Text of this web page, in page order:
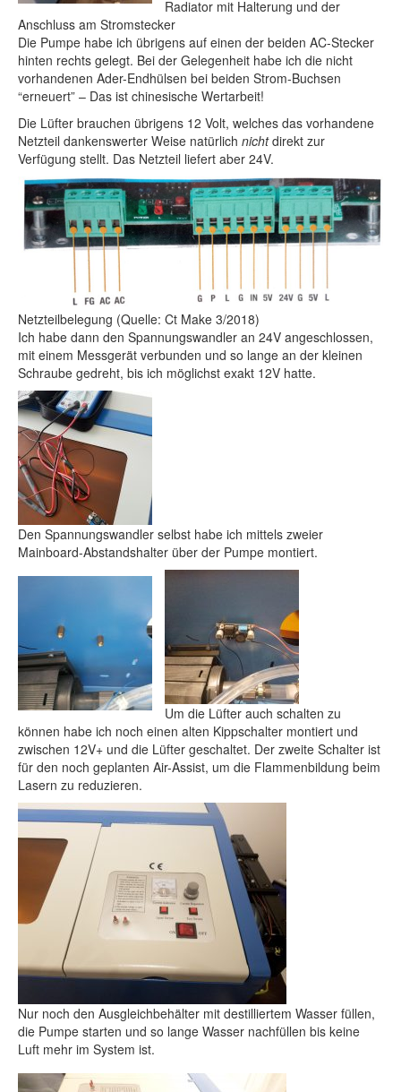
Radiator mit Halterung und der
Anschluss am Stromstecker
Die Pumpe habe ich übrigens auf einen der beiden AC-Stecker
hinten rechts gelegt. Bei der Gelegenheit habe ich die nicht
vorhandenen Ader-Endhülsen bei beiden Strom-Buchsen
“erneuert” – Das ist chinesische Wertarbeit!
Die Lüfter brauchen übrigens 12 Volt, welches das vorhandene
Netzteil dankenswerter Weise natürlich nichtdirekt zur
Verfügung stellt. Das Netzteil liefert aber 24V.
Netzteilbelegung (Quelle: Ct Make 3/2018)
Ich habe dann den Spannungswandler an 24V angeschlossen,
mit einem Messgerät verbunden und so lange an der kleinen
Schraube gedreht, bis ich möglichst exakt 12V hatte.
Den Spannungswandler selbst habe ich mittels zweier
Mainboard-Abstandshalter über der Pumpe montiert.
Um die Lüfter auch schalten zu
können habe ich noch einen alten Kippschalter montiert und
zwischen 12V+ und die Lüfter geschaltet. Der zweite Schalter ist
für den noch geplanten Air-Assist, um die Flammenbildung beim
Lasern zu reduzieren.
Nur noch den Ausgleichbehälter mit destilliertem Wasser füllen,
die Pumpe starten und so lange Wasser nachfüllen bis keine
Luft mehr im System ist.